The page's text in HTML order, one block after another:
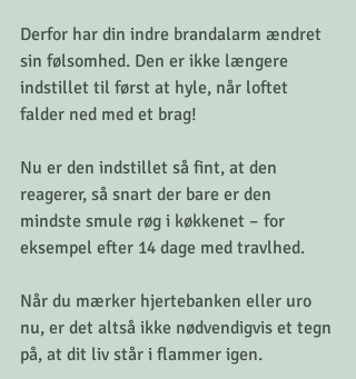
Derfor har din indre brandalarm ændret
sin følsomhed. Den er ikke længere
indstillet til først at hyle, når loftet
falder ned med et brag!
Nu er den indstillet så fint, at den
reagerer, så snart der bare er den
mindste smule røg i køkkenet – for
eksempel efter 14 dage med travlhed.
Når du mærker hjertebanken eller uro
nu, er det altså ikke nødvendigvis et tegn
på, at dit liv står i flammer igen.